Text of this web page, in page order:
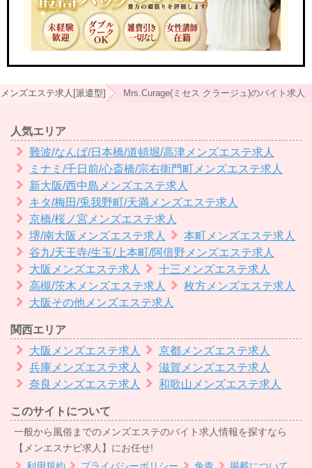
Mrs.Curage(ミセス クラージュ)のバイト求人
メンズエステ求人[派遣型]
人気エリア
難波/なんば/日本橋/道頓堀/高津メンズエステ求人
ミナミ/千日前/心斎橋/宗右衛門町メンズエステ求人
新大阪/西中島メンズエステ求人
キタ/梅田/兎我野町/天満メンズエステ求人
京橋/桜ノ宮メンズエステ求人
堺/南大阪メンズエステ求人
本町メンズエステ求人
谷九/天王寺/生玉/上本町/阿倍野メンズエステ求人
大阪メンズエステ求人
十三メンズエステ求人
高槻/茨木メンズエステ求人
枚方メンズエステ求人
大阪その他メンズエステ求人
関西エリア
大阪メンズエステ求人
京都メンズエステ求人
兵庫メンズエステ求人
滋賀メンズエステ求人
奈良メンズエステ求人
和歌山メンズエステ求人
このサイトについて
一般から風俗までのメンズエステのバイト求人情報を探すなら
【メンエスナビ求人】にお任せ!